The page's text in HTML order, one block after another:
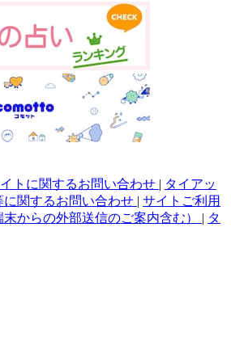
トに関するお問い合わせ | タイアッ
関するお問い合わせ | サイトご利用
からの外部送信のご案内含む） | タ